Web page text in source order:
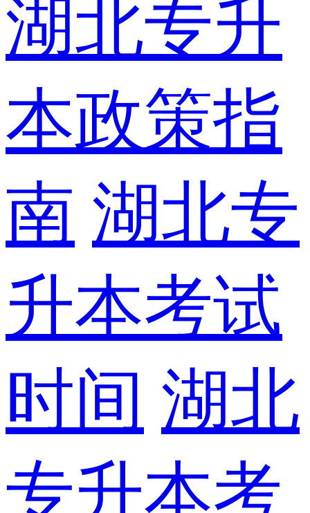
湖北专升
本政策指
南 湖北专
升本考试
时间 湖北
专升本考